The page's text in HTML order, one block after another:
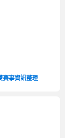
賽事資訊整理